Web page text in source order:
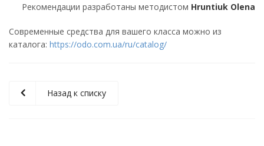
Рекомендации разработаны методистом Hruntiuk Olena
Современные средства для вашего класса можно из
каталога: https://odo.com.ua/ru/catalog/
Назад к списку